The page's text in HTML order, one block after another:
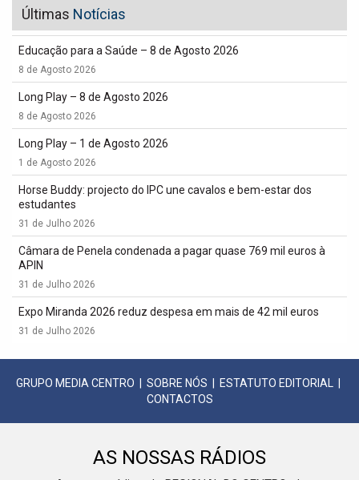
Últimas Notícias
Educação para a Saúde – 8 de Agosto 2026
8 de Agosto 2026
Long Play – 8 de Agosto 2026
8 de Agosto 2026
Long Play – 1 de Agosto 2026
1 de Agosto 2026
Horse Buddy: projecto do IPC une cavalos e bem-estar dos
estudantes
31 de Julho 2026
Câmara de Penela condenada a pagar quase 769 mil euros à
APIN
31 de Julho 2026
Expo Miranda 2026 reduz despesa em mais de 42 mil euros
31 de Julho 2026
GRUPO MEDIA CENTRO SOBRE NÓS ESTATUTO EDITORIAL
CONTACTOS
AS NOSSAS RÁDIOS